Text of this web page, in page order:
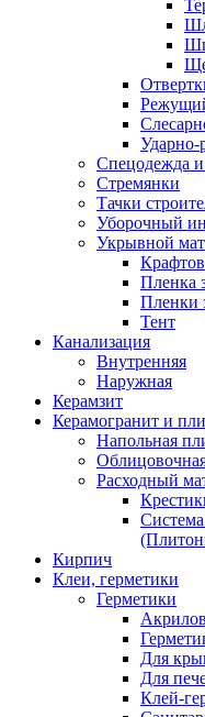
Спецодежда
Стремянки
Тачки
Уборочный
Укрывной
Пленка
Пленки
Тент
Канализация
Внутренняя
Наружная
Керамзит
Керамогранит и
Напольная
Расходный
Кирпич
Клеи, герметики
Герметики
Для
Для
Клей-